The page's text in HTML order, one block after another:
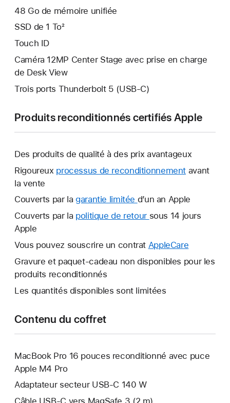
48 Go de mémoire unifiée
SSD de 1 To²
Touch ID
Caméra 12MP Center Stage avec prise en charge
de Desk View
Trois ports Thunderbolt 5 (USB‑C)
Produits reconditionnés certifiés Apple
Des produits de qualité à des prix avantageux
Rigoureux processus de reconditionnement avant
la vente
Couverts par la garantie limitée Une
nouvelle
d’un an Apple
Couverts par la politique de retour Une
fenêtre
sous 14 jours
Apple
Vous pouvez souscrire un contrat AppleCare
nouvelle
Gravure et paquet-cadeau non disponibles pour les
produits reconditionnés
Les quantités disponibles sont limitées
Contenu du coffret
MacBook Pro 16 pouces reconditionné avec puce
Apple M4 Pro
Adaptateur secteur USB-C 140 W